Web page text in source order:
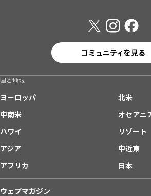
コミュニティを見る
国と地域
ヨーロッパ
北米
中南米
オセアニ
ハワイ
リゾート
アジア
中近東
アフリカ
日本
ウェブマガジン